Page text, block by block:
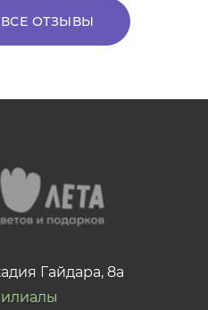
ОТЗЫВЫ
Гайдара, 8а